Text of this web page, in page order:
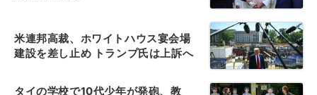
米連邦高裁、ホワイトハウス宴会場
建設を差し止め トランプ氏は上訴へ
タイの学校で10代少年が発砲、教